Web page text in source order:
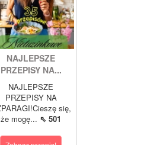
NAJLEPSZE
PRZEPISY NA...
NAJLEPSZE
PRZEPISY NA
się,
że mogę... ⇖ 501